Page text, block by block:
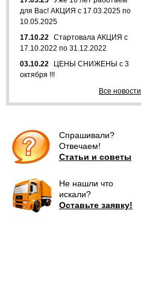
для Вас! АКЦИЯ с 17.03.2025 по
10.05.2025
17.10.22 Стартовала АКЦИЯ с
17.10.2022 по 31.12.2022
03.10.22
ЦЕНЫ СНИЖЕНЫ с 3
октября !!!
Все новости
Спрашивали?
Отвечаем!
Статьи и советы
Не нашли что
искали?
Оставьте заявку!